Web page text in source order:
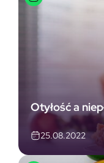
Otyłość a
25.08.2022